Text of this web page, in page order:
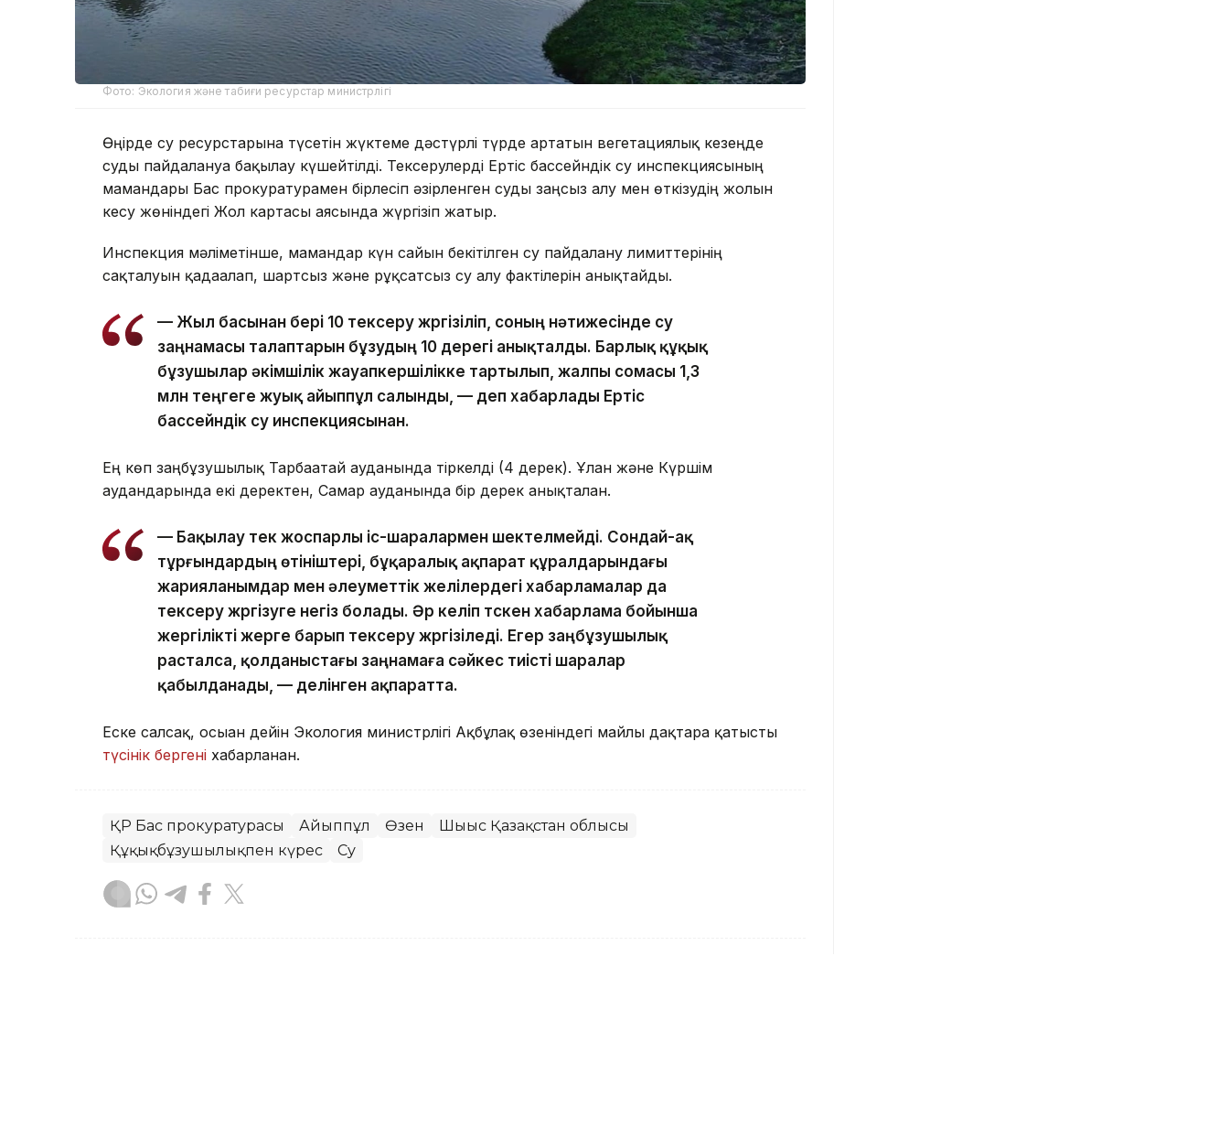
Фото: Экология және табиғи ресурстар министрлігі
Өңірде су ресурстарына түсетін жүктеме дәстүрлі түрде артатын вегетациялық кезеңде
суды пайдалануға бақылау күшейтілді. Тексерулерді Ертіс бассейндік су инспекциясының
мамандары Бас прокуратурамен бірлесіп әзірленген суды заңсыз алу мен өткізудің жолын
кесу жөніндегі Жол картасы аясында жүргізіп жатыр.
Инспекция мәліметінше, мамандар күн сайын бекітілген су пайдалану лимиттерінің
сақталуын қадағалап, шартсыз және рұқсатсыз су алу фактілерін анықтайды.
— Жыл басынан бері 10 тексеру жүргізіліп, соның нәтижесінде су
заңнамасы талаптарын бұзудың 10 дерегі анықталды. Барлық құқық
бұзушылар әкімшілік жауапкершілікке тартылып, жалпы сомасы 1,3
млн теңгеге жуық айыппұл салынды, — деп хабарлады Ертіс
бассейндік су инспекциясынан.
Ең көп заңбұзушылық Тарбағатай ауданында тіркелді (4 дерек). Ұлан және Күршім
аудандарында екі деректен, Самар ауданында бір дерек анықталған.
— Бақылау тек жоспарлы іс-шаралармен шектелмейді. Сондай-ақ
тұрғындардың өтініштері, бұқаралық ақпарат құралдарындағы
жарияланымдар мен әлеуметтік желілердегі хабарламалар да
тексеру жүргізуге негіз болады. Әр келіп түскен хабарлама бойынша
жергілікті жерге барып тексеру жүргізіледі. Егер заңбұзушылық
расталса, қолданыстағы заңнамаға сәйкес тиісті шаралар
қабылданады, — делінген ақпаратта.
Еске салсақ, осыған дейін Экология министрлігі Ақбұлақ өзеніндегі майлы дақтарға қатысты
түсінік бергені хабарланған.
ҚР Бас прокуратурасы Айыппұл Өзен
Шығыс Қазақстан облысы
Құқықбұзушылықпен күрес
Су